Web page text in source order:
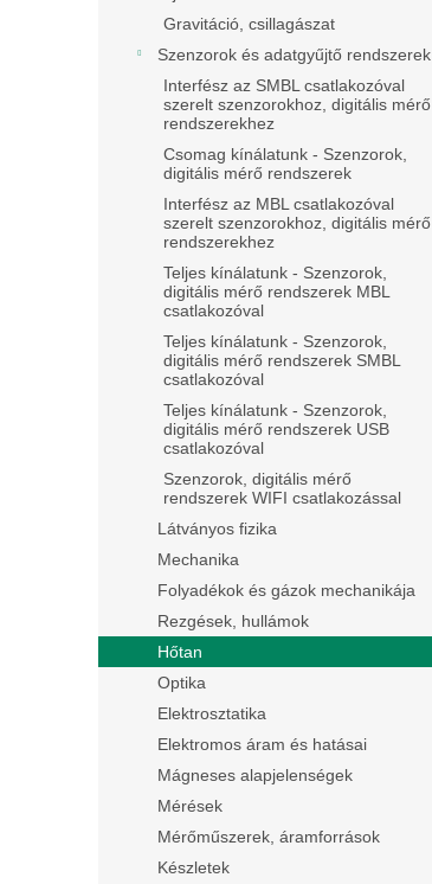
Gravitáció, csillagászat
Szenzorok és adatgyűjtő rendszerek
Interfész az SMBL csatlakozóval
szerelt szenzorokhoz, digitális mérő
rendszerekhez
Csomag kínálatunk - Szenzorok,
digitális mérő rendszerek
Interfész az MBL csatlakozóval
szerelt szenzorokhoz, digitális mérő
rendszerekhez
Teljes kínálatunk - Szenzorok,
digitális mérő rendszerek MBL
csatlakozóval
Teljes kínálatunk - Szenzorok,
digitális mérő rendszerek SMBL
csatlakozóval
Teljes kínálatunk - Szenzorok,
digitális mérő rendszerek USB
csatlakozóval
Szenzorok, digitális mérő
rendszerek WIFI csatlakozással
Látványos fizika
Mechanika
Folyadékok és gázok mechanikája
Rezgések, hullámok
Hőtan
Optika
Elektrosztatika
Elektromos áram és hatásai
Mágneses alapjelenségek
Mérések
Mérőműszerek, áramforrások
Készletek